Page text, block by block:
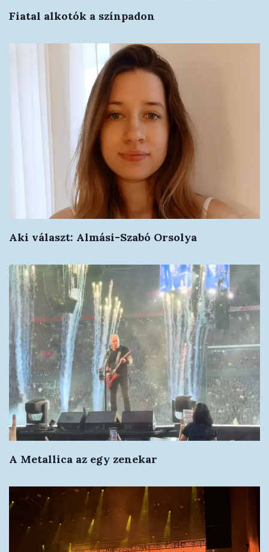
Fiatal alkotók a színpadon
Aki választ: Almási-Szabó Orsolya
A Metallica az egy zenekar